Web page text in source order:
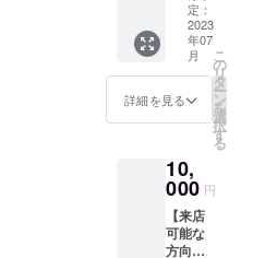
引き換
え券を
レジに
てご提
示くだ
さい。
際は、
SNS割
応不可
となり
援に対
し、ラ
ンチメ
ニュー
・ディ
ナーメ
ニュー
(1100円
からお1
つ、ド
リンク
メ
ニュー
からお1
定：
2023
年07
月
詳細を見る
こ
の
リ
タ
ー
ン
を
選
択
す
る
10,
000 円
【来店
可能な
方向け/